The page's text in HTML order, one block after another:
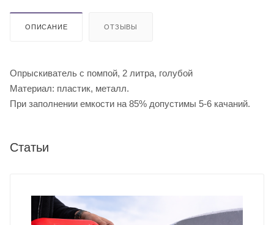
ОПИСАНИЕ ОТЗЫВЫ
Опрыскиватель с помпой, 2 литра, голубой
Материал: пластик, металл.
При заполнении емкости на 85% допустимы 5-6 качаний.
Статьи